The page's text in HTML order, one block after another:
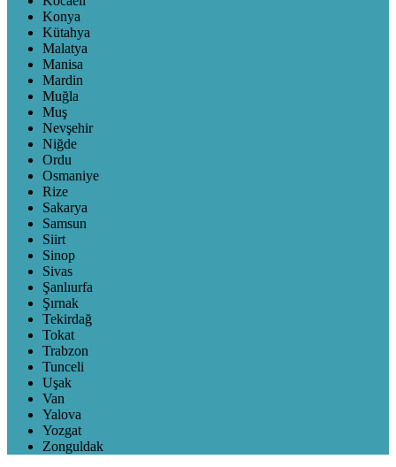
Konya
Kütahya
Malatya
Manisa
Mardin
Muğla
Muş
Nevşehir
Niğde
Ordu
Osmaniye
Rize
Sakarya
Samsun
Siirt
Sinop
Sivas
Şanlıurfa
Şırnak
Tekirdağ
Tokat
Trabzon
Tunceli
Uşak
Van
Yalova
Yozgat
Zonguldak